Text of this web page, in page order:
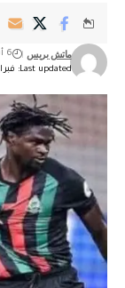
Last updated: فبراير 21, 2026 1:46 م
ماتش بريس 6 أشهر ago